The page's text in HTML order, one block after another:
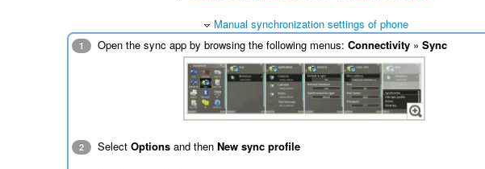
Manual synchronization settings of phone
1 Open the sync app by browsing the following menus: Connectivity » Sync
2 Select Options and then New sync profile